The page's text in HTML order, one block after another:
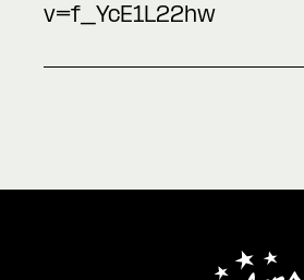
v=f_YcE1L22hw